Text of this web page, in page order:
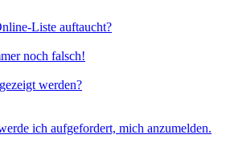
Liste auftaucht?
noch falsch!
werden?
ich aufgefordert, mich anzumelden.